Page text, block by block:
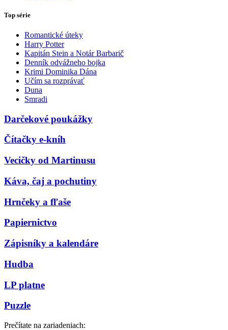
Top série
Romantické úteky
Harry Potter
Kapitán Stein a Notár Barbarič
Denník odvážneho bojka
Krimi Dominika Dána
Učím sa rozprávať
Duna
Smradi
Darčekové poukážky
Čítačky e-kníh
Vecičky od Martinusu
Káva, čaj a pochutiny
Hrnčeky a fľaše
Papiernictvo
Zápisníky a kalendáre
Hudba
LP platne
Puzzle
Prečítate na zariadeniach: